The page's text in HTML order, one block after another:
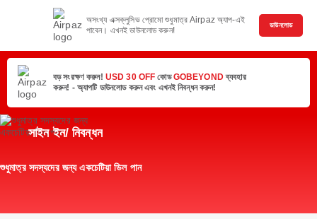
অসংখ্য এক্সক্লুসিভ প্রোমো শুধুমাত্র Airpaz অ্যাপ-এই
পাবেন। এখনই ডাউনলোড করুন!
ডাউনলোড
বড় সংরক্ষণ করুন! USD 30 OFFকোডGOBEYONDব্যবহার
করুন! - অ্যাপটি ডাউনলোড করুন এবং এখনই নিবন্ধন করুন!
সাইন ইন/ নিবন্ধন
শুধুমাত্র সদস্যদের জন্য একচেটিয়া ডিল পান